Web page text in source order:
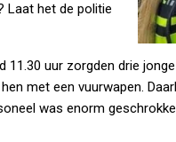
Laat het de politie
11.30 uur zorgden drie
met een vuurwapen.
was enorm